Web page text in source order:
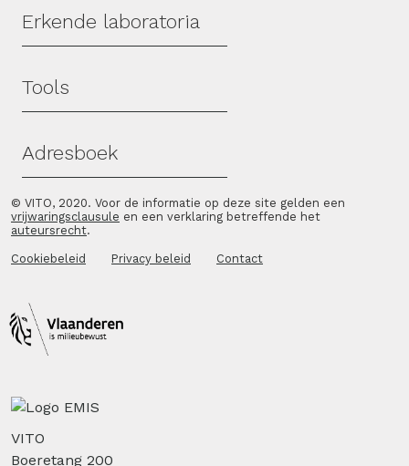
Erkende laboratoria
Tools
Adresboek
© VITO, 2020. Voor de informatie op deze site gelden een
vrijwaringsclausule en een verklaring betreffende het
auteursrecht.
Cookiebeleid Privacy beleid Contact
VITO
Boeretang 200